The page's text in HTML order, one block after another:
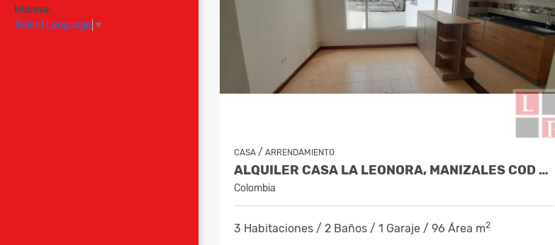
Idioma:
Select Language ▼
CASA / ARRENDAMIENTO
ALQUILER CASA LA LEONORA, MANIZALES COD 10234338
Colombia
3 Habitaciones / 2 Baños / 1 Garaje / 96 Área m2